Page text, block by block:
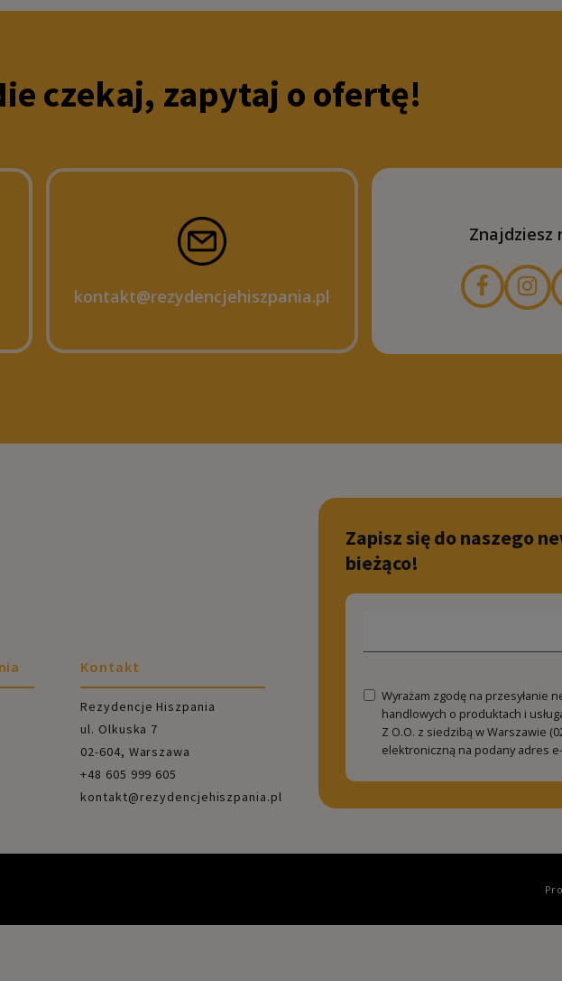
czekaj, zapytaj o ofertę!
kontakt@rezydencjehiszpania.pl
Znajdziesz
Kontakt
Rezydencje Hiszpania
ul. Olkuska 7
02-604, Warszawa
+48 605 999 605
kontakt@rezydencjehiszpania.pl
Zapisz się do naszego
bieżąco!
Wyrażam zgodę na przesyłanie
handlowych o produktach i
Z O.O. z siedzibą w Warszawie
elektroniczną na podany adres